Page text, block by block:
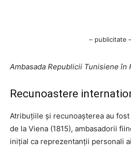
– publicitate
Ambasada Republicii Tunisiene în
Recunoastere
Atribuțiile și recunoașterea au
de la Viena (1815), ambasadorii
inițial ca reprezentanții personali